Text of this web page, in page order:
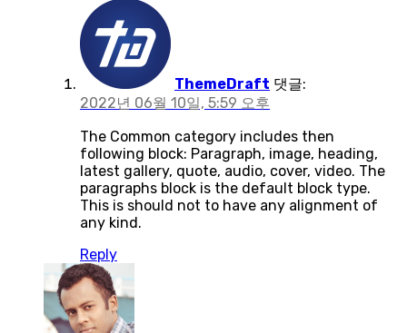
ThemeDraft 댓글:
2022년 06월 10일, 5:59 오후
The Common category includes then
following block: Paragraph, image, heading,
latest gallery, quote, audio, cover, video. The
paragraphs block is the default block type.
This is should not to have any alignment of
any kind.
Reply